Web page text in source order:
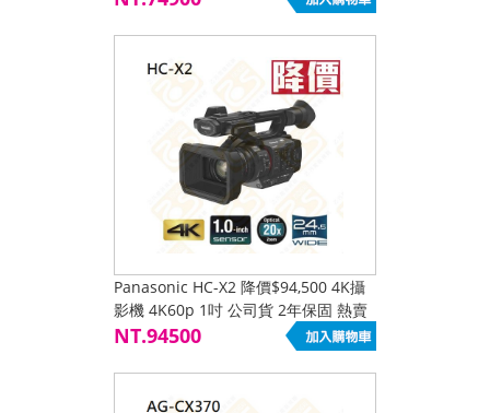
Panasonic HC-X2 降價$94,500 4K攝
影機 4K60p 1吋 公司貨 2年保固 熱賣
促銷降價
NT.94500